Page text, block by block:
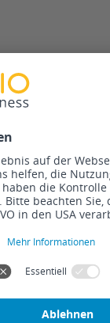
schreibt